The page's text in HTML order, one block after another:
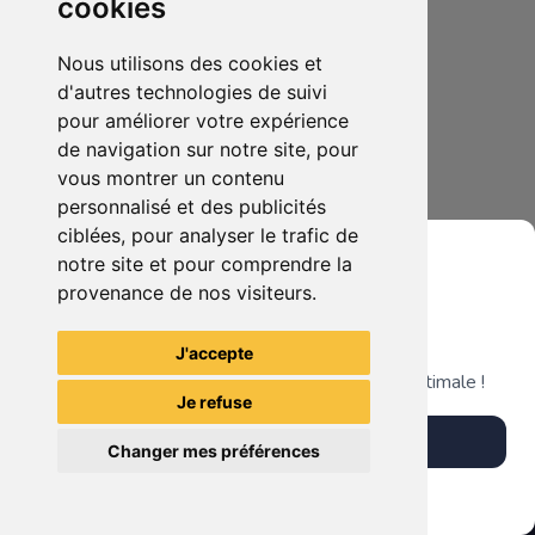
cookies
Nous utilisons des cookies et
d'autres technologies de suivi
pour améliorer votre expérience
de navigation sur notre site, pour
vous montrer un contenu
personnalisé et des publicités
ciblées, pour analyser le trafic de
notre site et pour comprendre la
provenance de nos visiteurs.
J'accepte
Je refuse
Changer mes préférences
Grenier du Geek
Télécharge notre app pour une expérience optimale !
Télécharger l'app